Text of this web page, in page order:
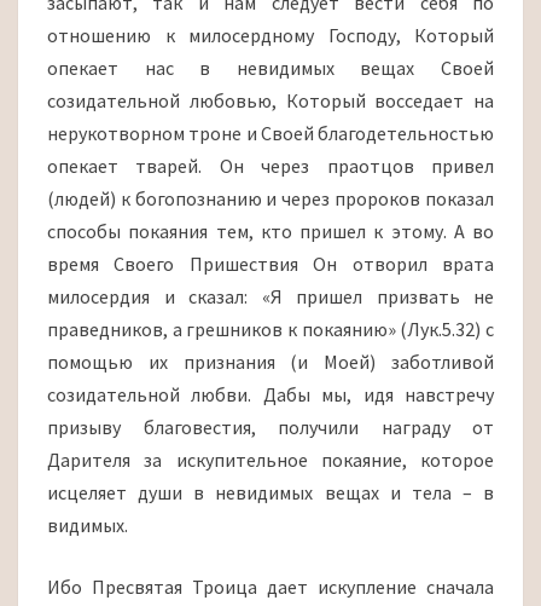
отношению к милосердному Господу, Который
опекает нас в невидимых вещах Своей
созидательной любовью, Который восседает на
нерукотворном троне и Своей благодетельностью
опекает тварей. Он через праотцов привел
(людей) к богопознанию и через пророков показал
способы покаяния тем, кто пришел к этому. А во
время Своего Пришествия Он отворил врата
милосердия и сказал: «Я пришел призвать не
праведников, а грешников к покаянию» (Лук.5.32) с
помощью их признания (и Моей) заботливой
созидательной любви. Дабы мы, идя навстречу
призыву благовестия, получили награду от
Дарителя за искупительное покаяние, которое
исцеляет души в невидимых вещах и тела – в
видимых.
Ибо Пресвятая Троица дает искупление сначала